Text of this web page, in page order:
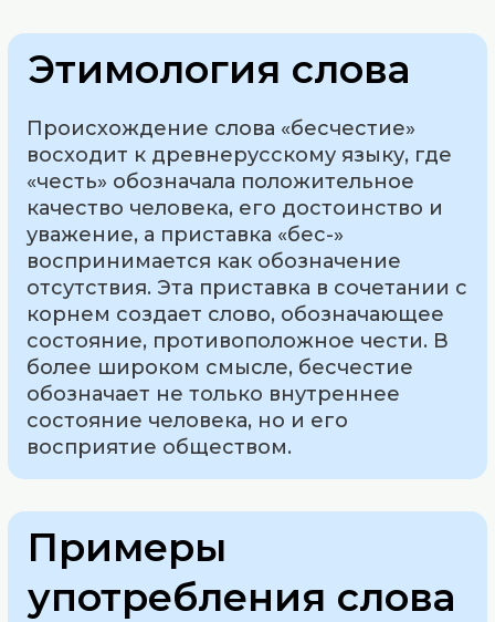
Этимология слова
Происхождение слова «бесчестие»
восходит к древнерусскому языку, где
«честь» обозначала положительное
качество человека, его достоинство и
уважение, а приставка «бес-»
воспринимается как обозначение
отсутствия. Эта приставка в сочетании с
корнем создает слово, обозначающее
состояние, противоположное чести. В
более широком смысле, бесчестие
обозначает не только внутреннее
состояние человека, но и его
восприятие обществом.
Примеры
употребления слова